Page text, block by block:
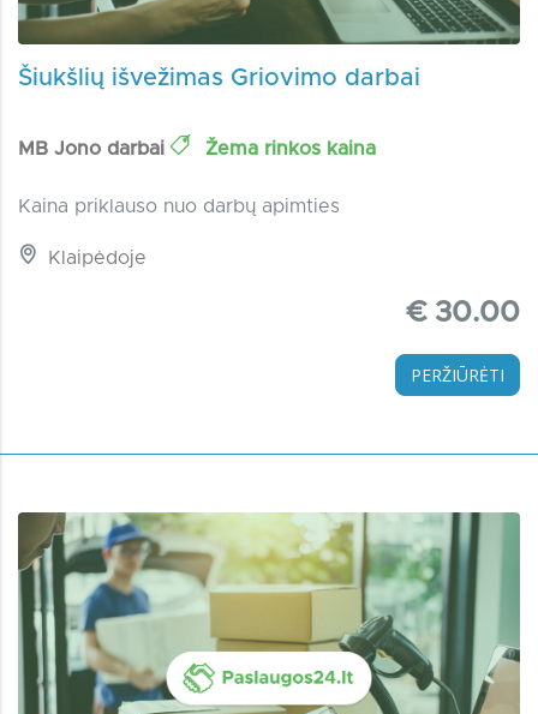
Šiukšlių išvežimas Griovimo darbai
MB Jono darbai Žema rinkos kaina
Kaina priklauso nuo darbų apimties
Klaipėdoje
€ 30.00
PERŽIŪRĖTI